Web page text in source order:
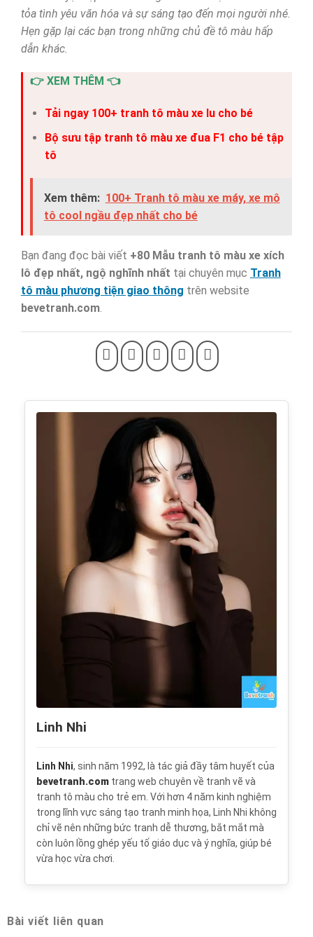
tỏa tình yêu văn hóa và sự sáng tạo đến mọi người nhé.
Hẹn gặp lại các bạn trong những chủ đề tô màu hấp
dẫn khác.
👉 XEM THÊM 👈
Tải ngay 100+ tranh tô màu xe lu cho bé
Bộ sưu tập tranh tô màu xe đua F1 cho bé tập
tô
Xem thêm: 100+ Tranh tô màu xe máy, xe mô
tô cool ngầu đẹp nhất cho bé
Bạn đang đọc bài viết +80 Mẫu tranh tô màu xe xích
lô đẹp nhất, ngộ nghĩnh nhất tại chuyên mục Tranh
tô màu phương tiện giao thông trên website
bevetranh.com.
Linh Nhi
Linh Nhi, sinh năm 1992, là tác giả đầy tâm huyết của
bevetranh.comtrang web chuyên về tranh vẽ và
tranh tô màu cho trẻ em. Với hơn 4 năm kinh nghiệm
trong lĩnh vực sáng tạo tranh minh họa, Linh Nhi không
chỉ vẽ nên những bức tranh dễ thương, bắt mắt mà
còn luôn lồng ghép yếu tố giáo dục và ý nghĩa, giúp bé
vừa học vừa chơi.
Bài viết liên quan